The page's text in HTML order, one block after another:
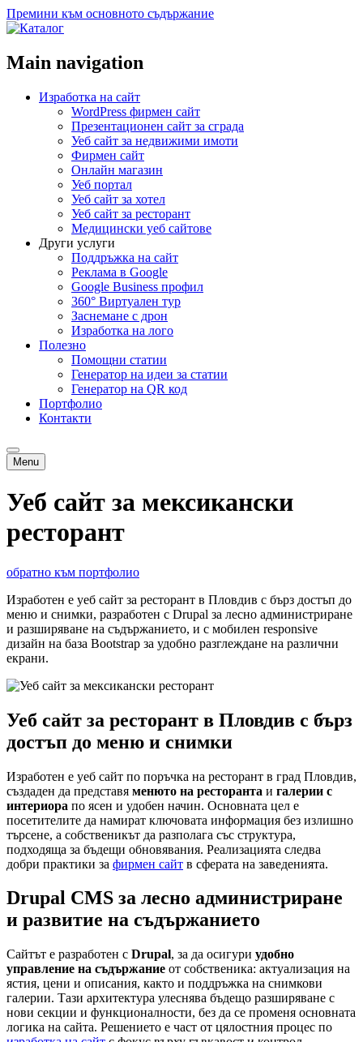
Премини към основното съдържание
Main navigation
Изработка на сайт
WordPress фирмен сайт
Презентационен сайт за сграда
Уеб сайт за недвижими имоти
Фирмен сайт
Онлайн магазин
Уеб портал
Уеб сайт за хотел
Уеб сайт за ресторант
Медицински уеб сайтове
Други услуги
Поддръжка на сайт
Реклама в Google
Google Business профил
360° Виртуален тур
Заснемане с дрон
Изработка на лого
Полезно
Помощни статии
Генератор на идеи за статии
Генератор на QR код
Портфолио
Контакти
Menu
Уеб сайт за мексикански
ресторант
обратно към портфолио
Изработен е уеб сайт за ресторант в Пловдив с бърз достъп до
меню и снимки, разработен с Drupal за лесно администриране
и разширяване на съдържанието, и с мобилен responsive
дизайн на база Bootstrap за удобно разглеждане на различни
екрани.
Уеб сайт за ресторант в Пловдив с бърз
достъп до меню и снимки
Изработен е уеб сайт по поръчка на ресторант в град Пловдив,
създаден да представя менюто на ресторанта и галерии с
интериора по ясен и удобен начин. Основната цел е
посетителите да намират ключовата информация без излишно
търсене, а собственикът да разполага със структура,
подходяща за бъдещи обновявания. Реализацията следва
добри практики за фирмен сайт в сферата на заведенията.
Drupal CMS за лесно администриране
и развитие на съдържанието
Сайтът е разработен с Drupal, за да осигури удобно
управление на съдържание от собственика: актуализация на
ястия, цени и описания, както и поддръжка на снимкови
галерии. Тази архитектура улеснява бъдещо разширяване с
нови секции и функционалности, без да се променя основната
логика на сайта. Решението е част от цялостния процес по